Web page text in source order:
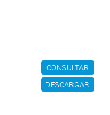
CONSULTAR
DESCARGAR